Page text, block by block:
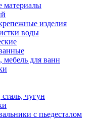
материалы
изделия
воды
для ванн
чугун
с пьедесталом